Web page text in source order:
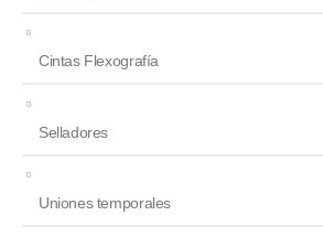
Cintas Flexografía
Selladores
Uniones temporales